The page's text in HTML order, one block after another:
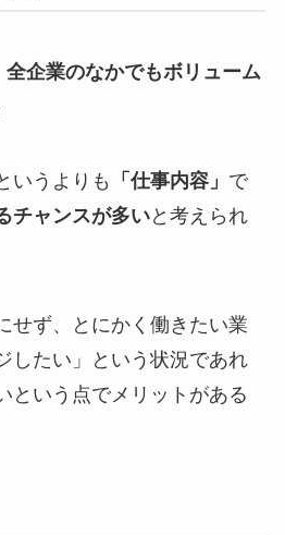
全企業のなかでもボリューム
いうよりも 「仕事内容」 で
チャンスが多いと考えられ
せず、とにかく働きたい業
したい」という状況であれ
という点でメリットがある